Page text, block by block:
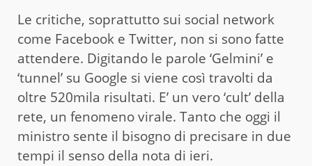
Le critiche, soprattutto sui social network
come Facebook e Twitter, non si sono fatte
attendere. Digitando le parole ‘Gelmini’ e
‘tunnel’ su Google si viene così travolti da
oltre 520mila risultati. E’ un vero ‘cult’ della
rete, un fenomeno virale. Tanto che oggi il
ministro sente il bisogno di precisare in due
tempi il senso della nota di ieri.